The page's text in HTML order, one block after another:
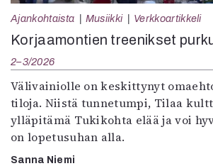
Ajankohtaista Musiikki Verkkoartikkeli
Korjaamontien treenikset
2–3/2026
Välivainiolle on keskittynyt
tiloja. Niistä tunnetumpi, Tilaa
ylläpitämä Tukikohta elää ja voi
on lopetusuhan alla.
Sanna Niemi